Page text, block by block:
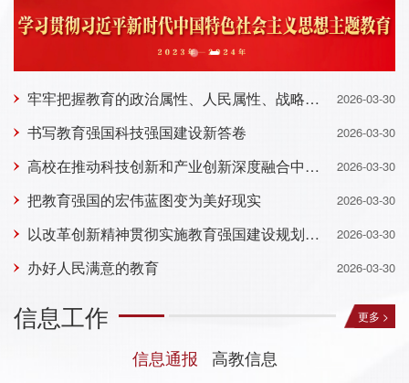
牢牢把握教育的政治属性、人民属性、战略属性 加快建设教育强国 2026-03-30
书写教育强国科技强国建设新答卷 2026-03-30
高校在推动科技创新和产业创新深度融合中挺膺担当 2026-03-30
把教育强国的宏伟蓝图变为美好现实 2026-03-30
以改革创新精神贯彻实施教育强国建设规划纲要 2026-03-30
办好人民满意的教育 2026-03-30
信息工作 更多 >
信息通报 高教信息